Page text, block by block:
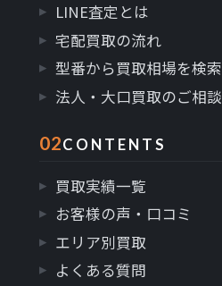
LINE査定とは
宅配買取の流れ
型番から買取相場を検索
法人・大口買取のご相談
02CONTENTS
買取実績一覧
お客様の声・口コミ
エリア別買取
よくある質問